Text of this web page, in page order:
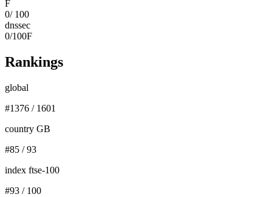
F
0/ 100
dnssec
0/100F
Rankings
global
#1376 / 1601
country GB
#85 /93
index ftse-100
#93 / 100